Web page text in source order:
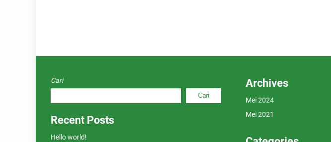
Cari
Cari
Recent Posts
Hello world!
Archives
Mei 2024
Mei 2021